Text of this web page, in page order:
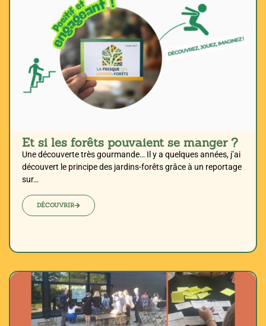
Et si les forêts pouvaient se manger ?
Une découverte très gourmande… Il y a quelques années, j’ai
découvert le principe des jardins-forêts grâce à un reportage
sur…
DÉCOUVRIR